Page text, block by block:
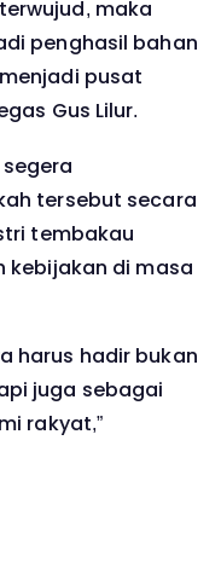
maka
penghasil bahan
pusat
Gus Lilur.
tersebut secara
tembakau
kebijakan di masa
harus hadir bukan
juga sebagai
rakyat,”